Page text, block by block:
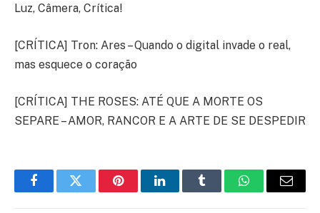
Luz, Câmera, Crítica!
[CRÍTICA] Tron: Ares – Quando o digital invade o real,
mas esquece o coração
[CRÍTICA] THE ROSES: ATÉ QUE A MORTE OS
SEPARE – AMOR, RANCOR E A ARTE DE SE DESPEDIR
FacebookTwitter PinterestLinkedInTumblr WhatsApp
E-